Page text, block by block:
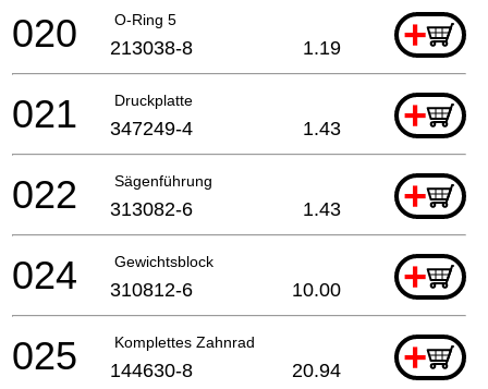
O-Ring 5 +
020 213038-8 1.19
Druckplatte +
021 347249-4 1.43
Sägenführung +
022 313082-6 1.43
Gewichtsblock +
024 310812-6 10.00
Komplettes Zahnrad +
025 144630-8 20.94